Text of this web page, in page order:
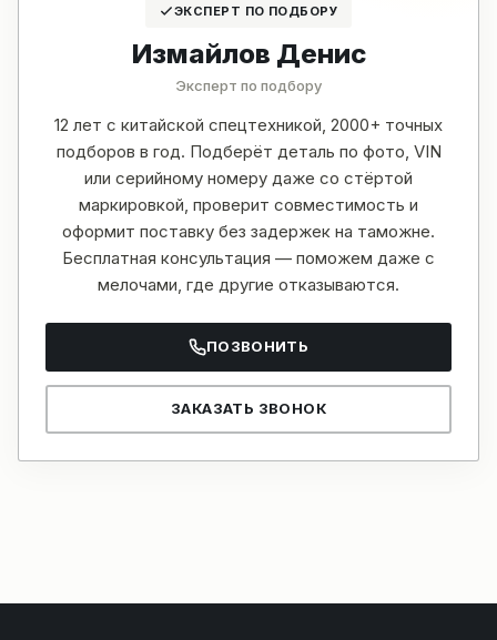
ЭКСПЕРТ ПО ПОДБОРУ
Измайлов Денис
Эксперт по подбору
12 лет с китайской спецтехникой, 2000+ точных
подборов в год. Подберёт деталь по фото, VIN
или серийному номеру даже со стёртой
маркировкой, проверит совместимость и
оформит поставку без задержек на таможне.
Бесплатная консультация — поможем даже с
мелочами, где другие отказываются.
ПОЗВОНИТЬ
ЗАКАЗАТЬ ЗВОНОК